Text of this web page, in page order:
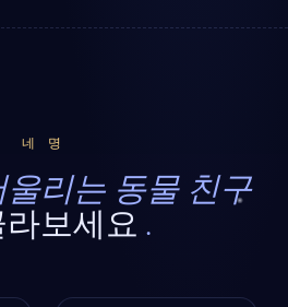
네 명
울리는 동물 친구
보세요 .